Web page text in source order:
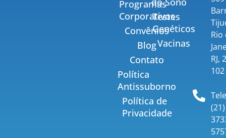
Programas
Corporativos
Convênios
Blog
Contato
Política
Antissuborno
Política de
Privacidade
Testes
Genéticos
Vacinas
Rio
RJ,
102
(21)